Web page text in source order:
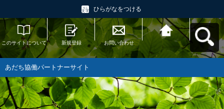
ひらがなをつける
このサイトについて 新規登録 お問い合わせ
あだち協働パートナ
ーサイトへ戻る
あだち協働パートナーサイト